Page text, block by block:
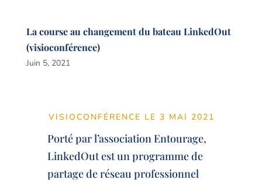
La course au changement du bateau LinkedOut
(visioconférence)
Juin 5, 2021
VISIOCONFÉRENCE LE 3 MAI 2021
Porté par l’association Entourage,
LinkedOut est un programme de
partage de réseau professionnel